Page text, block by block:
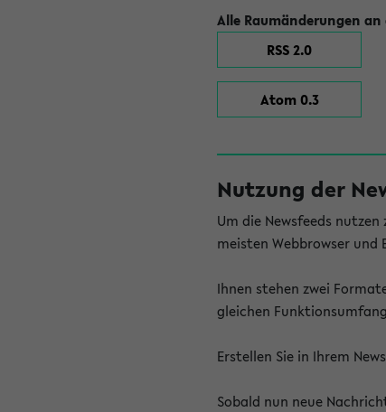
Alle Raumänderungen
RSS 2.0
Atom 0.3
Nutzung der
Um die Newsfeeds
meisten Webbrowser
Ihnen stehen zwei
gleichen
Erstellen Sie in Ihrem
Sobald nun neue